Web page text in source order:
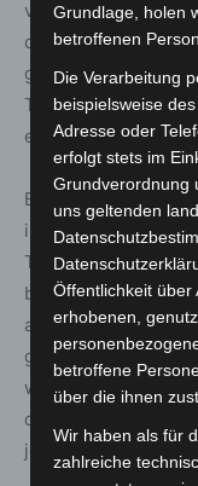
von Beschäftigten
der
großer
Technik, Reinigung
ebenfalls
Bühler rief die
ihren Widerstand
Tarifvertrag
braucht gute
angemessene
genug Menschen
wunderbaren Beruf
jetzt mitziehen.“
Grundlage, holen
betroffenen
Die Verarbeitung
beispielsweise
Adresse oder
erfolgt stets im
Grundverordnung
uns geltenden
Öffentlichkeit über
erhobenen,
betroffene
über die ihnen
Wir haben als für
zahlreiche